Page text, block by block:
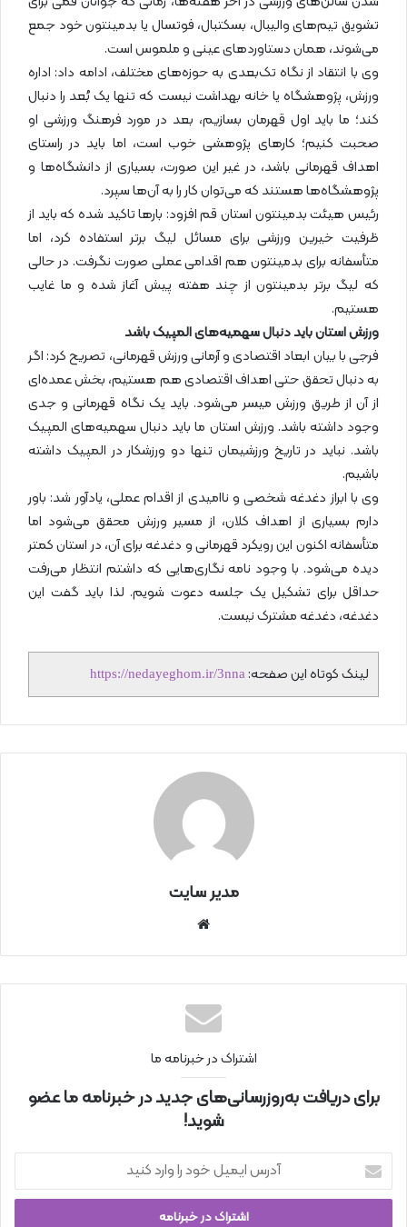
تشویق تیم‌های والیبال، بسکتبال، فوتسال یا بدمینتون خود جمع
می‌شوند، همان دستاوردهای عینی و ملموس است.
وی با انتقاد از نگاه تک‌بعدی به حوزه‌های مختلف، ادامه داد: اداره
ورزش، پژوهشگاه یا خانه بهداشت نیست که تنها یک بُعد را دنبال
کند؛ ما باید اول قهرمان بسازیم، بعد در مورد فرهنگ ورزشی او
صحبت کنیم؛ کارهای پژوهشی خوب است، اما باید در راستای
اهداف قهرمانی باشد، در غیر این صورت، بسیاری از دانشگاه‌ها و
پژوهشگاه‌ها هستند که می‌توان کار را به آن‌ها سپرد.
رئیس هیئت بدمینتون استان قم افزود: بارها تاکید شده که باید از
ظرفیت خیرین ورزشی برای مسائل لیگ برتر استفاده کرد، اما
متأسفانه برای بدمینتون هم اقدامی عملی صورت نگرفت. در حالی
که لیگ برتر بدمینتون از چند هفته پیش آغاز شده و ما غایب
هستیم.
ورزش استان باید دنبال سهمیه‌های المپیک باشد
فرجی با بیان ابعاد اقتصادی و آرمانی ورزش قهرمانی، تصریح کرد: اگر
به دنبال تحقق حتی اهداف اقتصادی هم هستیم، بخش عمده‌ای
از آن از طریق ورزش میسر می‌شود. باید یک نگاه قهرمانی و جدی
وجود داشته باشد. ورزش استان ما باید دنبال سهمیه‌های المپیک
باشد. نباید در تاریخ ورزشیمان تنها دو ورزشکار در المپیک داشته
باشیم.
وی با ابراز دغدغه شخصی و ناامیدی از اقدام عملی، یادآور شد: باور
دارم بسیاری از اهداف کلان، از مسیر ورزش محقق می‌شود اما
متأسفانه اکنون این رویکرد قهرمانی و دغدغه برای آن، در استان کمتر
دیده می‌شود. با وجود نامه نگاری‌هایی که داشتم انتظار می‌رفت
حداقل برای تشکیل یک جلسه دعوت شویم. لذا باید گفت این
دغدغه، دغدغه مشترک نیست.
لینک کوتاه این صفحه: https://nedayeghom.ir/3nna
مدیر سایت
نتی
اشتراک در خبرنامه ما
برای دریافت به‌روزرسانی‌های جدید در خبرنامه ما عضو
شوید!
ر